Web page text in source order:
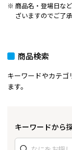
商品名・登場日な
ざいますのでご了承
商品検索
キーワードやカテゴ
ます。
キーワードから